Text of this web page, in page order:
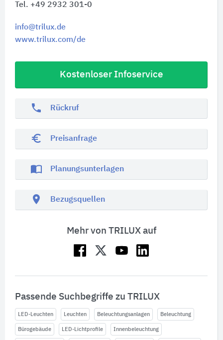
Tel. +49 2932 301-0
info@trilux.de
www.trilux.com/de
Kostenloser Infoservice
phone Rückruf
euro_symbol Preisanfrage
import_contacts Planungsunterlagen
location_on Bezugsquellen
Mehr von TRILUX auf
Passende Suchbegriffe zu TRILUX
LED-Leuchten Leuchten Beleuchtungsanlagen Beleuchtung
Bürogebäude LED-Lichtprofile Innenbeleuchtung